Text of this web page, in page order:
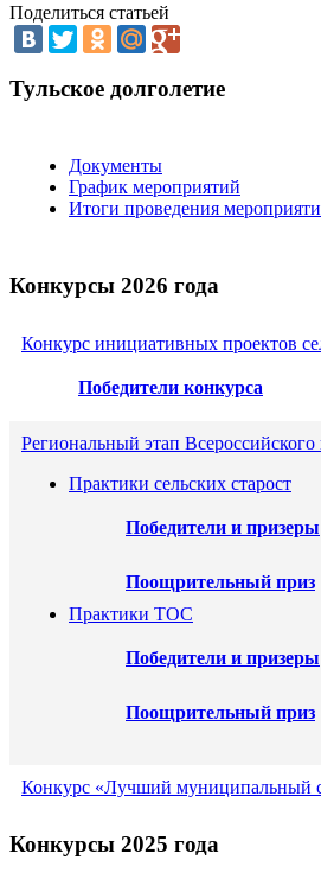
Поделиться статьей
Тульское долголетие
Документы
График мероприятий
Итоги проведения
Конкурсы 2026 года
Конкурс инициативных проектов
Победители конкурса
Региональный этап
Практики сельских старост
Победители и призеры
Поощрительный приз
Практики ТОС
Победители и призеры
Поощрительный приз
Конкурс «Лучший муниципальный
Конкурсы 2025 года